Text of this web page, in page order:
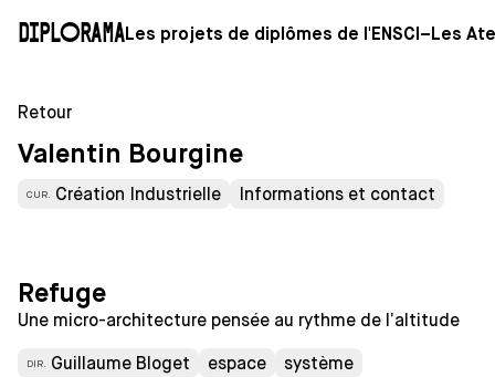
DiploramaLes projets de diplômes de l'ENSCI–Les
Retour
Valentin Bourgine
CUR. Création Industrielle Informations et contact
Refuge
Une micro-architecture pensée au rythme de l’altitude
DIR. Guillaume Bloget espace système